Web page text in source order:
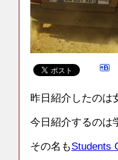
昨日紹介したのは
今日紹介するのは
その名もStudents